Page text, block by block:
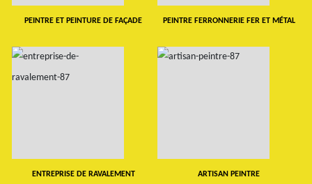
PEINTRE ET PEINTURE DE FAÇADE PEINTRE FERRONNERIE FER ET MÉTAL
ENTREPRISE DE RAVALEMENT ARTISAN PEINTRE